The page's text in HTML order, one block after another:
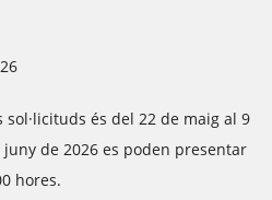
és del 22 de maig al 9
de 2026 es poden presentar
hores.